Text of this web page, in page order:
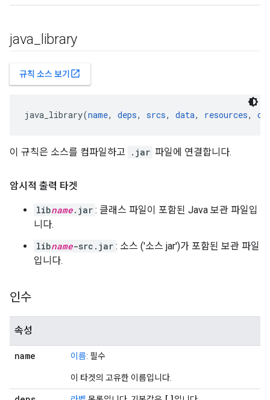
java library
규칙 소스 보기 open_in_new
java_library(name, deps, srcs, data, resources,
이 규칙은 소스를 컴파일하고 .jar 파일에 연결합니다.
암시적 출력 타겟
libname.jar : 클래스 파일이 포함된 Java 보관 파일입
니다.
libname-src.jar : 소스 ('소스 jar')가 포함된 보관 파일
입니다.
인수
속성
name 이름: 필수
이 타겟의 고유한 이름입니다.